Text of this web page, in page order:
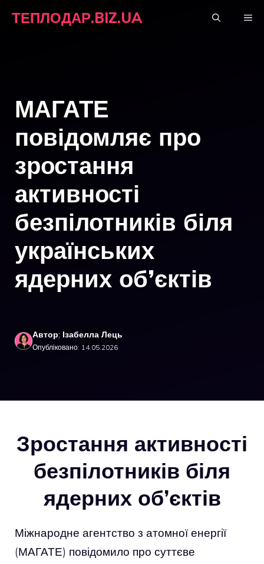
ТЕПЛОДАР.BIZ.UA
МАГАТЕ
повідомляє про
зростання
активності
безпілотників біля
українських
ядерних об’єктів
Автор: Ізабелла Лець
Опубліковано: 14.05.2026
Зростання активності
безпілотників біля
ядерних об’єктів
Міжнародне агентство з атомної енергії
(МАГАТЕ) повідомило про суттєве